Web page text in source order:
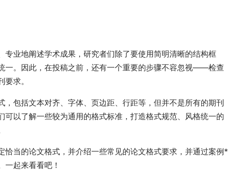
专业地阐述学术成果，研究者们除了要使用简明清晰的结构框
一。因此，在投稿之前，还有一个重要的步骤不容忽视——检查
求。
，包括文本对齐、字体、页边距、行距等，但并不是所有的期刊
可以了解一些较为通用的格式标准，打造格式规范、风格统一的
恰当的论文格式，并介绍一些常见的论文格式要求，并通过案例*
一起来看看吧！